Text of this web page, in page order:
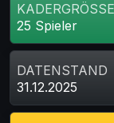
KADERGRÖSSE
25 Spieler
DATENSTAND
31.12.2025